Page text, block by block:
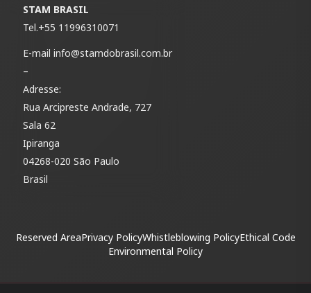
STAM BRASIL
Tel.+55 11996310071
E-mail info@stamdobrasil.com.br
–
Adresse:
Rua Arcipreste Andrade, 727
Sala 62
Ipiranga
04268-020 São Paulo
Brasil
Reserved AreaPrivacy PolicyWhistleblowing PolicyEthical Code
Environmental Policy